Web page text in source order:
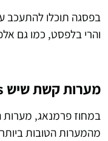
בפסגה תוכלו להתעכב
והרי בלפסט, כמו גם
מערות קשת שיש Marble Arch Caves
מהמערות הטובות